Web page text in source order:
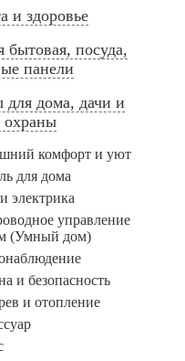
и здоровье
бытовая, посуда,
панели
для дома, дачи и
охраны
комфорт и уют
для дома
электрика
управление
(Умный дом)
и безопасность
и отопление